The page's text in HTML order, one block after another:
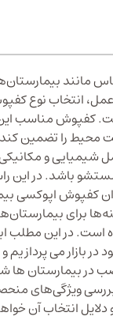
مانند
انتخاب نوع
کفپوش مناسب
محیط را تضمین
شیمیایی و
باشد. در این
کفپوش اپوکسی
برای
در این مطلب
بازار می پردازیم و
در بیمارستان ها
ویژگی‌های
انتخاب آن